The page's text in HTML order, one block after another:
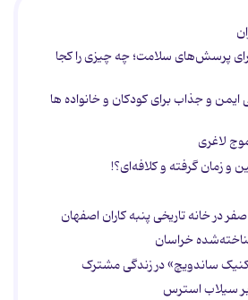
پرسش‌های سلامت؛ چه چیزی را کجا
و جذاب برای کودکان و خانواده ها
لاغری
و زمان گرفته و کلافه‌ای؟!
در خانه تاریخی پنبه کاران اصفهان
خراسان
ساندویچ» در زندگی مشترک
سیلاب استرس